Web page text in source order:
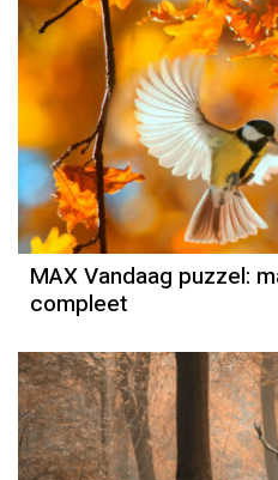
MAX Vandaag puzzel:
compleet